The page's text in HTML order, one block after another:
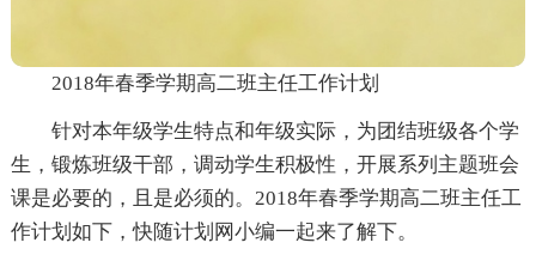
2018年春季学期高二班主任工作计划
针对本年级学生特点和年级实际，为团结班级各个学
生，锻炼班级干部，调动学生积极性，开展系列主题班会
课是必要的，且是必须的。2018年春季学期高二班主任工
作计划如下，快随计划网小编一起来了解下。